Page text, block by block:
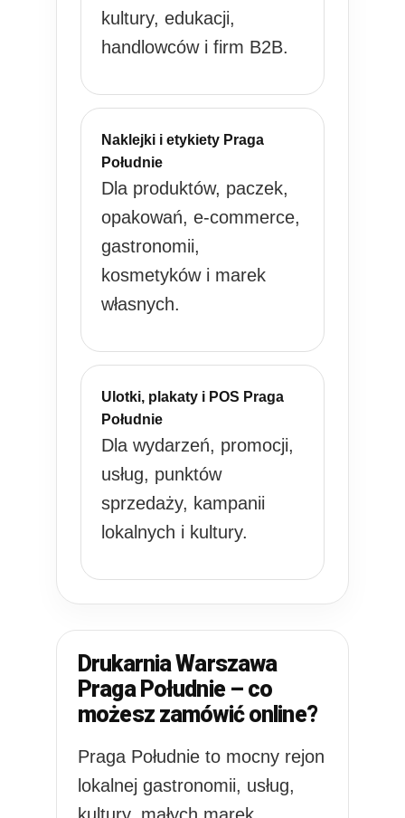
kultury, edukacji,
handlowców i firm B2B.
Naklejki i etykiety Praga
Południe
Dla produktów, paczek,
opakowań, e-commerce,
gastronomii,
kosmetyków i marek
własnych.
Ulotki, plakaty i POS Praga
Południe
Dla wydarzeń, promocji,
usług, punktów
sprzedaży, kampanii
lokalnych i kultury.
Drukarnia Warszawa
Praga Południe – co
możesz zamówić online?
Praga Południe to mocny rejon
lokalnej gastronomii, usług,